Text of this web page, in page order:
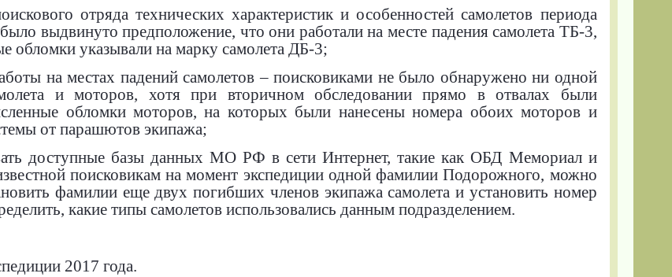
отряда технических характеристик и особенностей самолетов периода
выдвинуто предположение, что они работали на месте падения самолета ТБ-3,
обломки указывали на марку самолета ДБ-3;
на местах падений самолетов – поисковиками не было обнаружено ни одной
и моторов, хотя при вторичном обследовании прямо в отвалах были
обломки моторов, на которых были нанесены номера обоих моторов и
от парашютов экипажа;
доступные базы данных МО РФ в сети Интернет, такие как ОБД Мемориал и
поисковикам на момент экспедиции одной фамилии Подорожного, можно
фамилии еще двух погибших членов экипажа самолета и установить номер
какие типы самолетов использовались данным подразделением.
2017 года.